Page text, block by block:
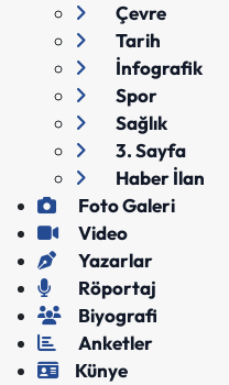
Çevre
Tarih
İnfografik
Spor
Sağlık
3. Sayfa
Haber İlan
Foto Galeri
Video
Yazarlar
Röportaj
Biyografi
Anketler
Künye